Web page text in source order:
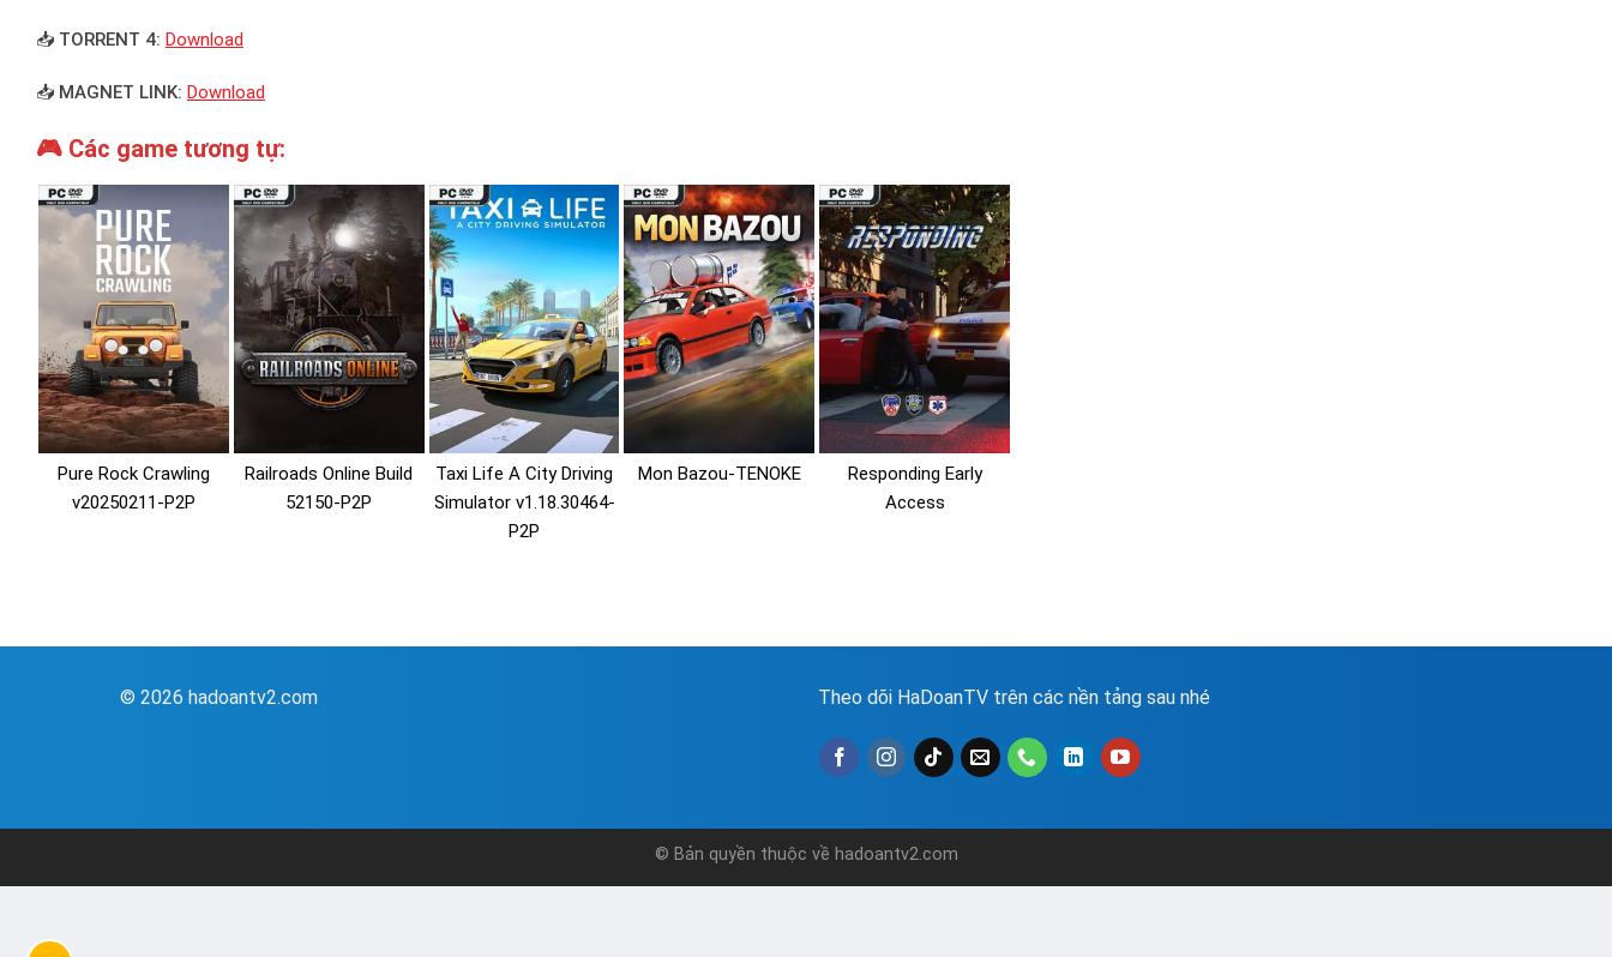
📥 TORRENT 4: Download
📥 MAGNET LINK: Download
🎮 Các game tương tự:
Pure Rock Crawling
v20250211-P2P
Railroads Online Build
52150-P2P
Taxi Life A City Driving
Simulator v1.18.30464-
P2P
Mon Bazou-TENOKE
Responding Early
Access
© 2026 hadoantv2.com Theo dõi HaDoanTV trên các nền tảng sau nhé
© Bản quyền thuộc về hadoantv2.com